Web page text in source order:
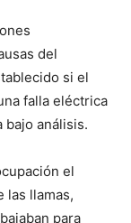
del
si el
falla eléctrica
bajo análisis.
el
las llamas,
para